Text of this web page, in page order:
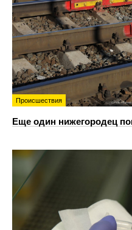
Происшествия
Еще один нижегородец